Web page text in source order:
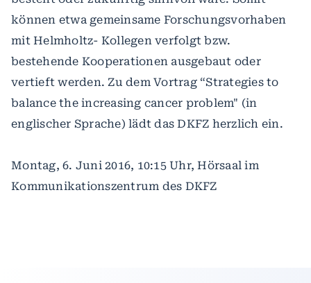
können etwa gemeinsame Forschungsvorhaben
mit Helmholtz- Kollegen verfolgt bzw.
bestehende Kooperationen ausgebaut oder
vertieft werden. Zu dem Vortrag “Strategies to
balance the increasing cancer problem" (in
englischer Sprache) lädt das DKFZ herzlich ein.
Montag, 6. Juni 2016, 10:15 Uhr, Hörsaal im
Kommunikationszentrum des DKFZ